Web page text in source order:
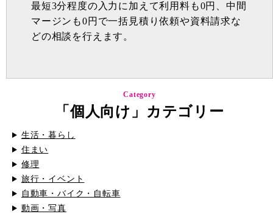
最短3分程度の入力に加えて利用料も0円、中間
マージンも0円で一括見積り依頼や資料請求な
どの相談を行えます。
Category
「個人向け」カテゴリー
生活・暮らし
住まい
修理
旅行・イベント
自動車・バイク・自転車
動画・写真